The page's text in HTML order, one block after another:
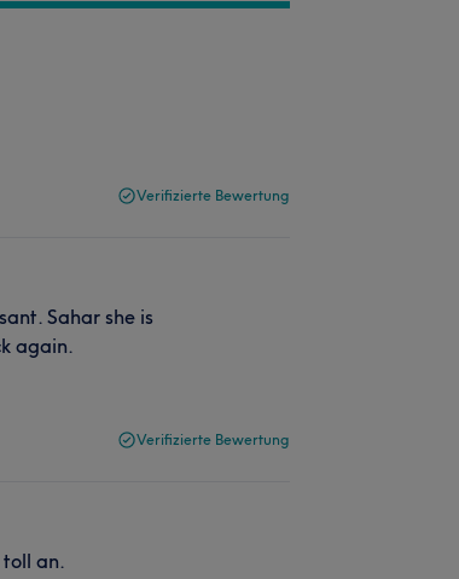
Verifizierte Bewertung
Sahar she is
again.
Verifizierte Bewertung
an.